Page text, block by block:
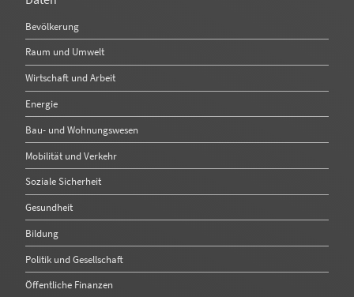
Bevölkerung
Raum und Umwelt
Wirtschaft und Arbeit
Energie
Bau- und Wohnungswesen
Mobilität und Verkehr
Soziale Sicherheit
Gesundheit
Bildung
Politik und Gesellschaft
Öffentliche Finanzen